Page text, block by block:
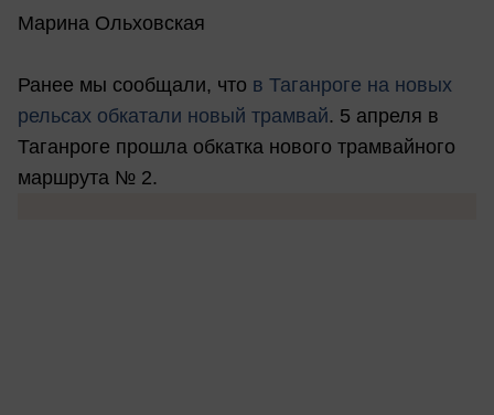
Марина Ольховская
Ранее мы сообщали, что в Таганроге на новых
рельсах обкатали новый трамвай. 5 апреля в
Таганроге прошла обкатка нового трамвайного
маршрута № 2.